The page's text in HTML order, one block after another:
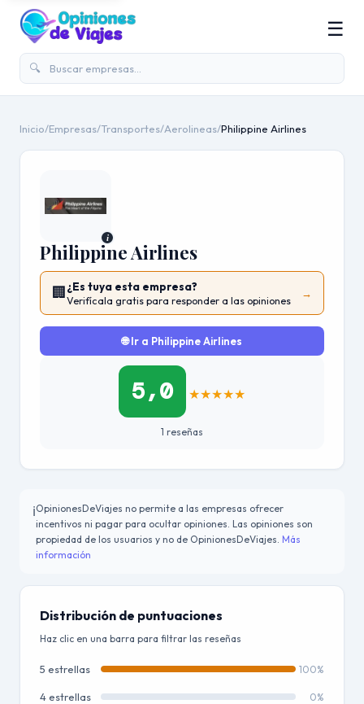
🔍
☰
Inicio/Empresas/Transportes/Aerolineas/Philippine Airlines
i
Philippine Airlines
🏢¿Es tuya esta empresa?
Verifícala gratis para responder a las opiniones
→
🌐 Ir a Philippine Airlines
5,0 ★★★★★
1 reseñas
ℹ️OpinionesDeViajes no permite a las empresas ofrecer
incentivos ni pagar para ocultar opiniones. Las opiniones son
propiedad de los usuarios y no de OpinionesDeViajes. Más
información
Distribución de puntuaciones
Haz clic en una barra para filtrar las reseñas
5 estrellas 100%
4 estrellas 0%